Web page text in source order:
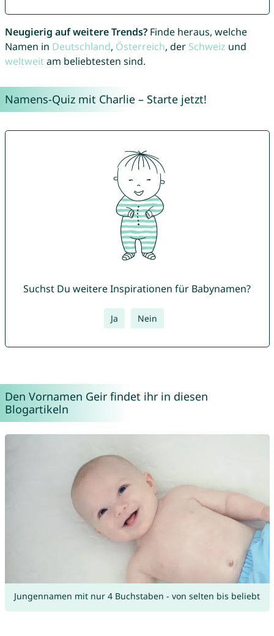
Neugierig auf weitere Trends?Finde heraus, welche
Namen in Deutschland, Österreich, der Schweiz und
weltweitam beliebtesten sind.
Namens-Quiz mit Charlie – Starte jetzt!
Suchst Du weitere Inspirationen für Babynamen?
Ja Nein
Den Vornamen Geir findet ihr in diesen
Blogartikeln
Jungennamen mit nur 4 Buchstaben - von selten bis beliebt